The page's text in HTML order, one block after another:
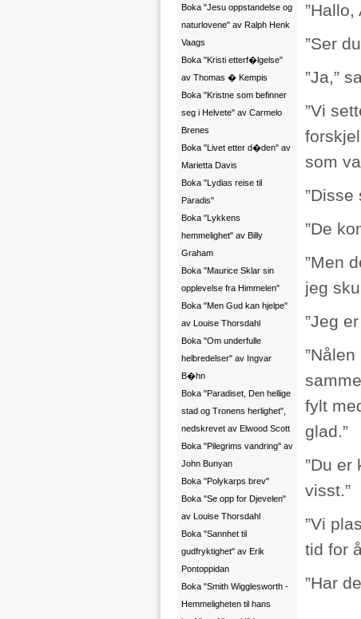
Boka "Jesu oppstandelse og
naturlovene" av Ralph Henk
Vaags
Boka "Kristi etterf�lgelse"
av Thomas � Kempis
Boka "Kristne som befinner
seg i Helvete" av Carmelo
Brenes
Boka "Livet etter d�den" av
Marietta Davis
Boka "Lydias reise til
Paradis"
Boka "Lykkens
hemmelighet" av Billy
Graham
Boka "Maurice Sklar sin
opplevelse fra Himmelen"
Boka "Men Gud kan hjelpe"
av Louise Thorsdahl
Boka "Om underfulle
helbredelser" av Ingvar
B�hn
Boka "Paradiset, Den hellige
stad og Tronens herlighet",
nedskrevet av Elwood Scott
Boka "Pilegrims vandring" av
John Bunyan
Boka "Polykarps brev"
Boka "Se opp for Djevelen"
av Louise Thorsdahl
Boka "Sannhet til
gudfryktighet" av Erik
Pontoppidan
Boka "Smith Wigglesworth -
Hemmeligheten til hans
”Ser
”Ja,”
”Vi
som
”Disse
”De
”Men
jeg
”Jeg
fylt
glad.”
”Du er
visst.”
”Vi
tid for
”Har